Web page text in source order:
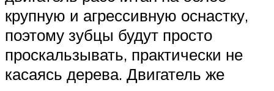
крупную и агрессивную оснастку,
поэтому зубцы будут просто
проскальзывать, практически не
касаясь дерева. Двигатель же